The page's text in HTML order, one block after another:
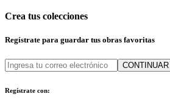
Crea tus colecciones
Regístrate para guardar tus obras favoritas
CONTINUAR
Regístrate con: